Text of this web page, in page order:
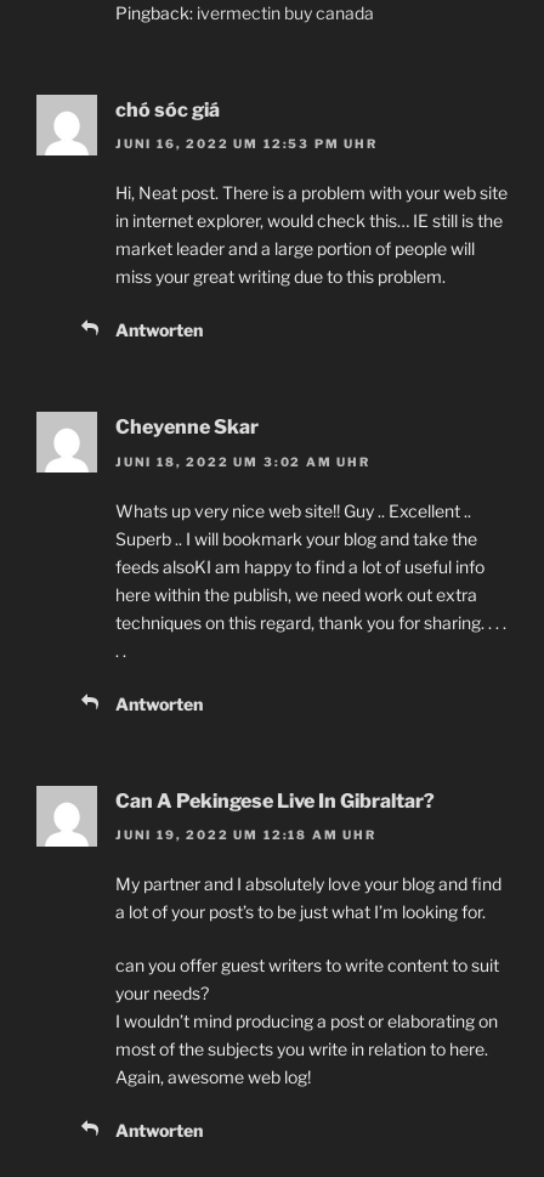
Pingback: ivermectin buy canada
chó sóc giá
JUNI 16, 2022 UM 12:53 PM UHR
Hi, Neat post. There is a problem with your web site
in internet explorer, would check this… IE still is the
market leader and a large portion of people will
miss your great writing due to this problem.
Antworten
Cheyenne Skar
JUNI 18, 2022 UM 3:02 AM UHR
Whats up very nice web site!! Guy .. Excellent ..
Superb .. I will bookmark your blog and take the
feeds alsoKI am happy to find a lot of useful info
here within the publish, we need work out extra
techniques on this regard, thank you for sharing. . . .
. .
Antworten
Can A Pekingese Live In Gibraltar?
JUNI 19, 2022 UM 12:18 AM UHR
My partner and I absolutely love your blog and find
a lot of your post’s to be just what I’m looking for.
can you offer guest writers to write content to suit
your needs?
I wouldn’t mind producing a post or elaborating on
most of the subjects you write in relation to here.
Again, awesome web log!
Antworten